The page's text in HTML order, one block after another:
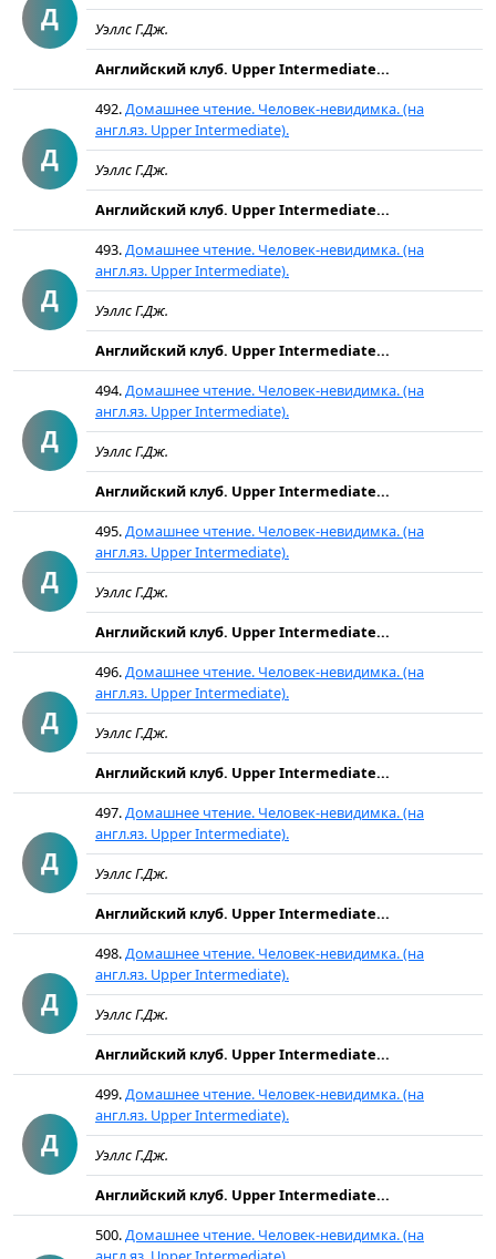
Д
Уэллс Г.Дж.
Английский клуб. Upper Intermediate...
Д
492.Домашнее чтение. Человек-невидимка. (на
англ.яз. Upper Intermediate).
Уэллс Г.Дж.
Английский клуб. Upper Intermediate...
Д
493.Домашнее чтение. Человек-невидимка. (на
англ.яз. Upper Intermediate).
Уэллс Г.Дж.
Английский клуб. Upper Intermediate...
Д
494.Домашнее чтение. Человек-невидимка. (на
англ.яз. Upper Intermediate).
Уэллс Г.Дж.
Английский клуб. Upper Intermediate...
Д
495.Домашнее чтение. Человек-невидимка. (на
англ.яз. Upper Intermediate).
Уэллс Г.Дж.
Английский клуб. Upper Intermediate...
Д
496.Домашнее чтение. Человек-невидимка. (на
англ.яз. Upper Intermediate).
Уэллс Г.Дж.
Английский клуб. Upper Intermediate...
Д
497.Домашнее чтение. Человек-невидимка. (на
англ.яз. Upper Intermediate).
Уэллс Г.Дж.
Английский клуб. Upper Intermediate...
Д
498.Домашнее чтение. Человек-невидимка. (на
англ.яз. Upper Intermediate).
Уэллс Г.Дж.
Английский клуб. Upper Intermediate...
Д
499.Домашнее чтение. Человек-невидимка. (на
англ.яз. Upper Intermediate).
Уэллс Г.Дж.
Английский клуб. Upper Intermediate...
500.Домашнее чтение. Человек-невидимка. (на